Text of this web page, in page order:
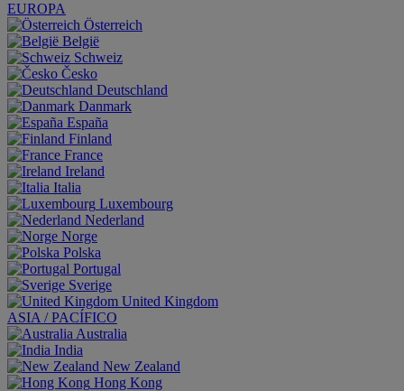
EUROPA
Österreich
België
Schweiz
Česko
Deutschland
Danmark
España
Finland
France
Ireland
Italia
Luxembourg
Nederland
Norge
Polska
Portugal
Sverige
United Kingdom
ASIA / PACÍFICO
Australia
India
New Zealand
Hong Kong